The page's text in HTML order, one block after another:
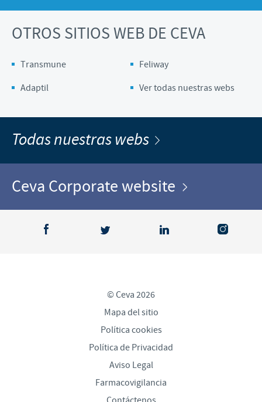
OTROS SITIOS WEB DE CEVA
Transmune
Feliway
Adaptil
Ver todas nuestras webs
Todas nuestras webs
Ceva Corporate website
© Ceva 2026
Mapa del sitio
Política cookies
Política de Privacidad
Aviso Legal
Farmacovigilancia